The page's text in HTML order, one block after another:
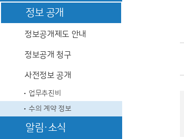
기관장 인사말
역대기관장
기관장과의 대화
기관 연혁
조직·직원
찾아오시는 길
관측업무
예보업무
날씨보Go, 여행하Go
강원 지난주 날씨정리
정보 공개
정보공개제도 안내
정보공개 청구
사전정보 공개
업무추진비
수의 계약 정보
알림·소식
찾아오시는 길